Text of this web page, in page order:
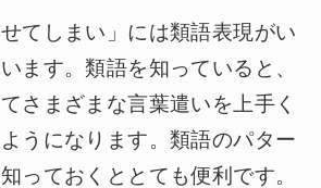
せてしまい」には類語表現がい
ます。類語を知っていると、
さまざまな言葉遣いを上手く
うになります。類語のパター
っておくととても便利です。